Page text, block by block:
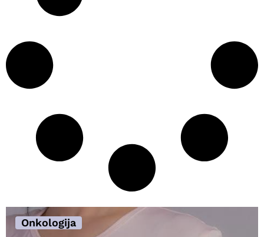
Onkologija